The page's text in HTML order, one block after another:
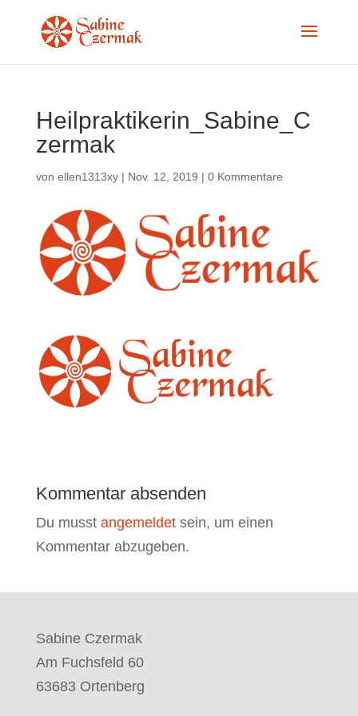
Heilpraktikerin_Sabine_C
zermak
von ellen1313xy| Nov. 12, 2019 | 0 Kommentare
Kommentar absenden
Du musst angemeldetsein, um einen
Kommentar abzugeben.
Sabine Czermak
Am Fuchsfeld 60
63683 Ortenberg